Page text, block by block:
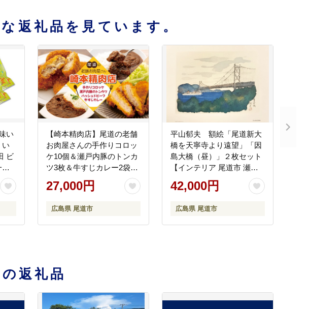
返礼品を見ています。
い
い
ビ
広
【崎本精肉店】尾道の老舗
お肉屋さんの手作りコロッ
ケ10個＆瀬戸内豚のトンカ
ツ3枚＆牛すじカレー2袋＆
ハッシュドビーフ3袋【広
島県尾道市 広島県 尾道市
援 カレー とんかつ トンカ
ツ コロッケ 食品 食べ物 ご
27,000円
広島県 尾道市
平山郁夫 額絵「尾道新大
橋を天寧寺より遠望」「因
島大橋（昼）」２枚セット
【インテリア 尾道市 瀬戸
田町出身の画家 広島】
42,000円
広島県 尾道市
返礼品